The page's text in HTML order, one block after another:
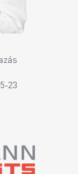
23